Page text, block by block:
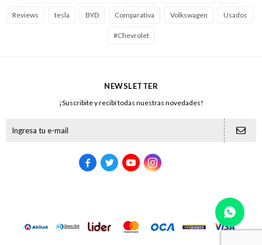
Reviews tesla BYD Comparativa Volkswagen Usados
#Chevrolet
NEWSLETTER
¡Suscribite y recibí todas nuestras novedades!
   